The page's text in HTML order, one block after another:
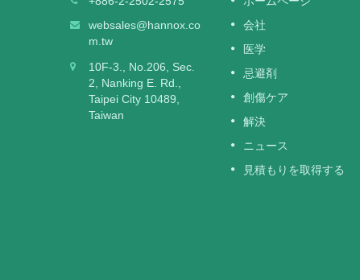
websales@hannox.co
m.tw
10F-3., No.206, Sec.
2, Nanking E. Rd.,
Taipei City 10489,
Taiwan
会社
医学
忌避剤
創傷ケア
解決
ニュース
見積もりを取得する
06
NOV
クラスII医療機器認証を取得
計された、滅菌済みで安全性の高いハイド
ロゲル —
続きを読みます